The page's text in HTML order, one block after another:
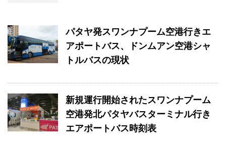
パタヤ発スワンナプーム空港行きエ
アポートバス、ドンムアン空港シャ
トルバスの現状
新規運行開始されたスワンナプーム
空港発北パタヤバスターミナル行き
エアポートバス時刻表